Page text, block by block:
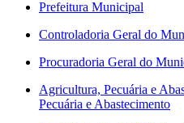
Prefeitura Municipal
Controladoria Geral do
Procuradoria Geral do
Agricultura, Pecuária e
Pecuária e Abastecimento